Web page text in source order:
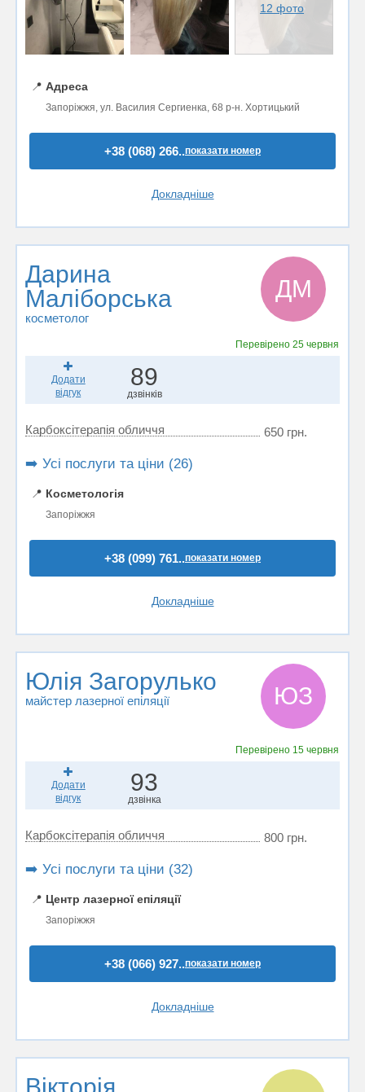
12 фото
📍 Адреса
Запоріжжя, ул. Василия Сергиенка, 68 р-н. Хортицький
+38 (068) 266..показати номер
Докладніше
Дарина
Маліборська
косметолог
ДМ
Перевірено25 червня
Додати
відгук
89
дзвінків
Карбоксітерапія обличчя 650 грн.
➡️ Усі послуги та ціни (26)
📍 Косметологія
Запоріжжя
+38 (099) 761..показати номер
Докладніше
Юлія Загорулько
майстер лазерної епіляції ЮЗ
Перевірено 15 червня
Додати
відгук
93
дзвінка
Карбоксітерапія обличчя 800 грн.
➡️ Усі послуги та ціни (32)
📍 Центр лазерної епіляції
Запоріжжя
+38 (066) 927..показати номер
Докладніше